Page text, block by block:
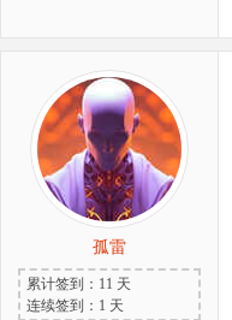
孤雷
累计签到：11 天
连续签到：1 天